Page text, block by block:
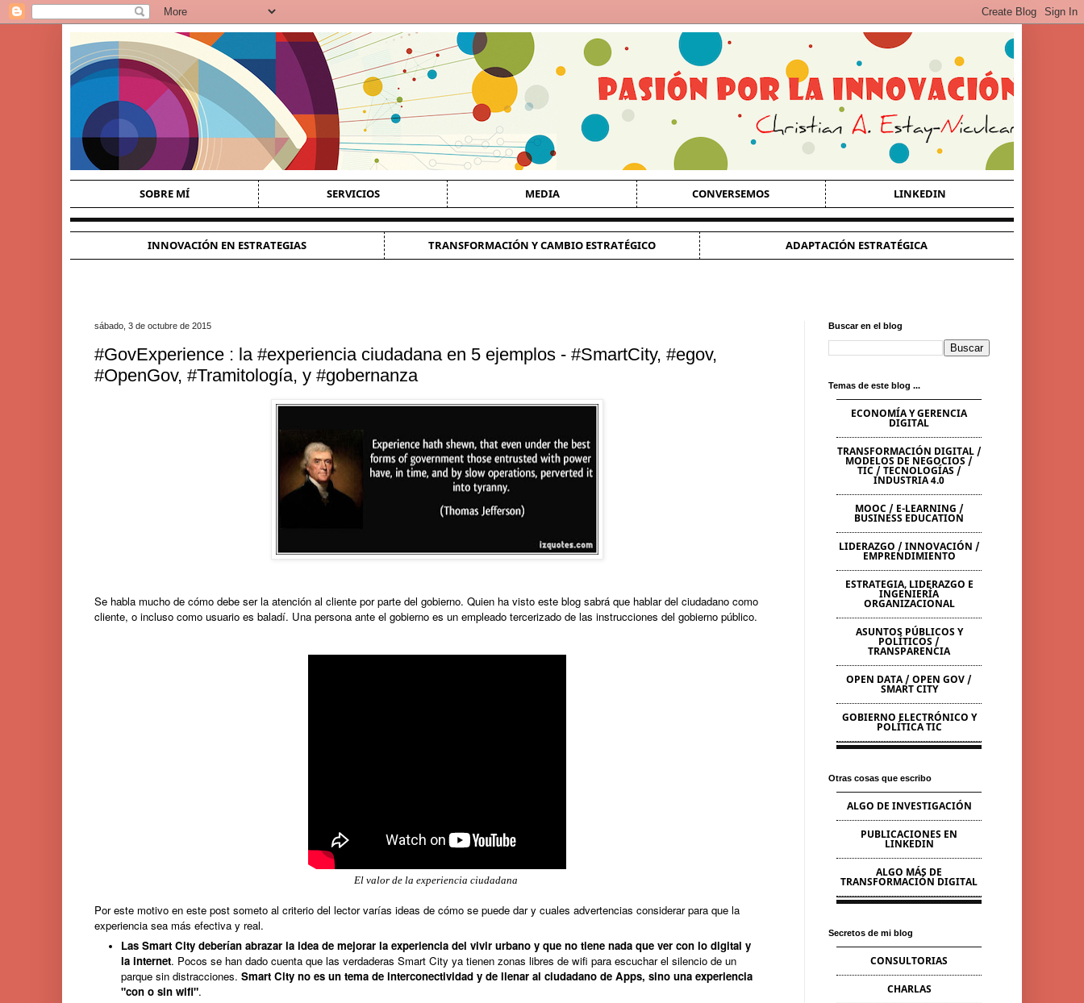
SOBRE MÍ SERVICIOS MEDIA CONVERSEMOS LINKEDIN
INNOVACIÓN EN ESTRATEGIAS TRANSFORMACIÓN Y CAMBIO ESTRATÉGICO ADAPTACIÓN ESTRATÉGICA
sábado, 3 de octubre de 2015
#GovExperience : la #experiencia ciudadana en 5 ejemplos - #SmartCity, #egov,
#OpenGov, #Tramitología, y #gobernanza
Se habla mucho de cómo debe ser la atención al cliente por parte del gobierno. Quien ha visto este blog sabrá que hablar del ciudadano como
cliente, o incluso como usuario es baladí. Una persona ante el gobierno es un empleado tercerizado de las instrucciones del gobierno público.
El valor de la experiencia ciudadana
Por este motivo en este post someto al criterio del lector varías ideas de cómo se puede dar y cuales advertencias considerar para que la
experiencia sea más efectiva y real.
Las Smart City deberían abrazar la idea de mejorar la experiencia del vivir urbano y que no tiene nada que ver con lo digital y
la internet. Pocos se han dado cuenta que las verdaderas Smart City ya tienen zonas libres de wifi para escuchar el silencio de un
parque sin distracciones. Smart City no es un tema de interconectividad y de llenar al ciudadano de Apps, sino una experiencia
"con o sin wifi".
Buscar en el blog
Temas de este blog ...
ECONOMÍA Y GERENCIA
DIGITAL
TRANSFORMACIÓN DIGITAL /
MODELOS DE NEGOCIOS /
TIC / TECNOLOGÍAS /
INDUSTRIA 4.0
MOOC / E-LEARNING /
BUSINESS EDUCATION
LIDERAZGO / INNOVACIÓN /
EMPRENDIMIENTO
ESTRATEGIA, LIDERAZGO E
INGENIERÍA
ORGANIZACIONAL
ASUNTOS PÚBLICOS Y
POLÍTICOS /
TRANSPARENCIA
OPEN DATA / OPEN GOV /
SMART CITY
GOBIERNO ELECTRÓNICO Y
POLÍTICA TIC
Otras cosas que escribo
ALGO DE INVESTIGACIÓN
PUBLICACIONES EN
LINKEDIN
ALGO MÁS DE
TRANSFORMACIÓN DIGITAL
Secretos de mi blog
CONSULTORIAS
CHARLAS